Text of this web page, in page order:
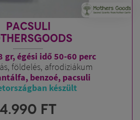
PACSULI
gr, égési idő 50-60 perc
földelés, afrodiziákum
benzoé, pacsuli
készült
4.990 FT